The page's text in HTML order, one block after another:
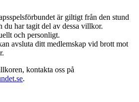
är giltigt från den stund
du har tagit del av dessa villkor.
och personligt.
avsluta ditt medlemskap vid brott mot
kontakta oss på
.